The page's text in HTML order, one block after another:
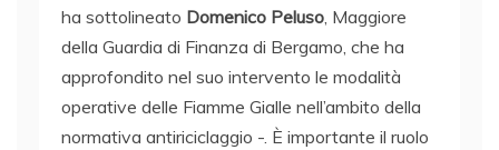
ha sottolineato Domenico Peluso, Maggiore
della Guardia di Finanza di Bergamo, che ha
approfondito nel suo intervento le modalità
operative delle Fiamme Gialle nell’ambito della
normativa antiriciclaggio -. È importante il ruolo